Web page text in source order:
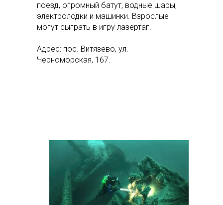
поезд, огромный батут, водные шары,
электролодки и машинки. Взрослые
могут сыграть в игру лазертаг.
Адрес: пос. Витязево, ул.
Черноморская, 167.